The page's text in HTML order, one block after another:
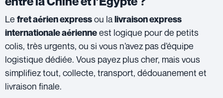
Le fret aérien expressou lalivraison express
internationale aérienneest logique pour de petits
colis, très urgents, ou si vous n’avez pas d’équipe
logistique dédiée. Vous payez plus cher, mais vous
simplifiez tout, collecte, transport, dédouanement et
livraison finale.